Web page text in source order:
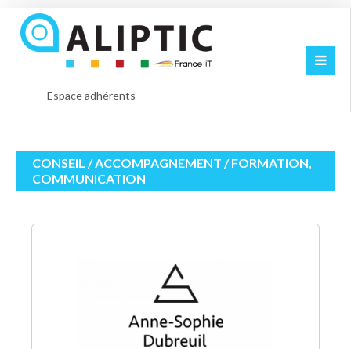
Espace adhérents
CONSEIL / ACCOMPAGNEMENT / FORMATION,
COMMUNICATION